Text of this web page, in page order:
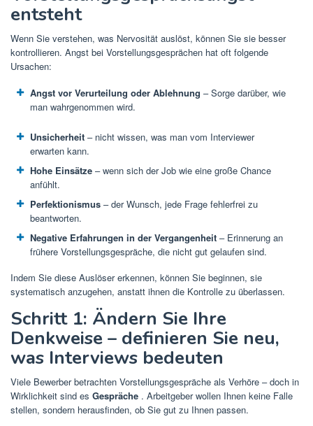
entsteht
Wenn Sie verstehen, was Nervosität auslöst, können Sie sie besser
kontrollieren. Angst bei Vorstellungsgesprächen hat oft folgende
Ursachen:
Angst vor Verurteilung oder Ablehnung – Sorge darüber, wie
man wahrgenommen wird.
Unsicherheit – nicht wissen, was man vom Interviewer
erwarten kann.
Hohe Einsätze – wenn sich der Job wie eine große Chance
anfühlt.
Perfektionismus – der Wunsch, jede Frage fehlerfrei zu
beantworten.
Negative Erfahrungen in der Vergangenheit – Erinnerung an
frühere Vorstellungsgespräche, die nicht gut gelaufen sind.
Indem Sie diese Auslöser erkennen, können Sie beginnen, sie
systematisch anzugehen, anstatt ihnen die Kontrolle zu überlassen.
Schritt 1: Ändern Sie Ihre
Denkweise – definieren Sie neu,
was Interviews bedeuten
Viele Bewerber betrachten Vorstellungsgespräche als Verhöre – doch in
Wirklichkeit sind es Gespräche . Arbeitgeber wollen Ihnen keine Falle
stellen, sondern herausfinden, ob Sie gut zu Ihnen passen.